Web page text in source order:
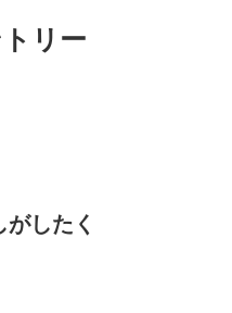
リー
したく